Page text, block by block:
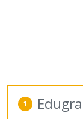
1